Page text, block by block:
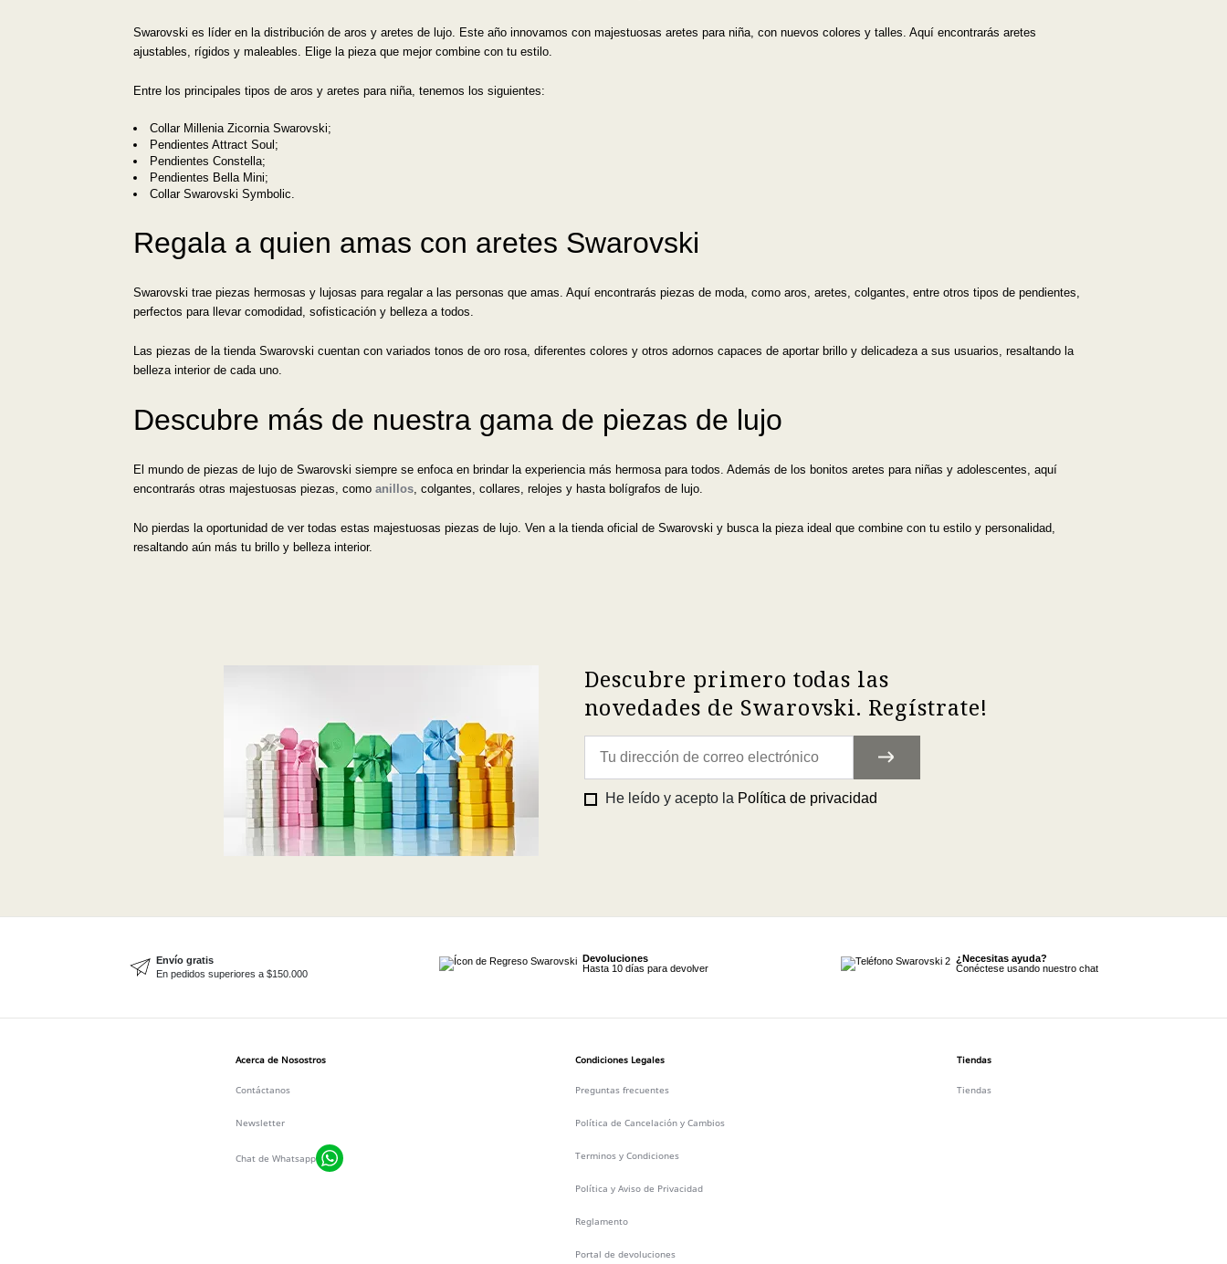
Swarovski es líder en la distribución de aros y aretes de lujo. Este año innovamos con majestuosas aretes para niña, con nuevos colores y talles. Aquí encontrarás aretes
ajustables, rígidos y maleables. Elige la pieza que mejor combine con tu estilo.
Entre los principales tipos de aros y aretes para niña, tenemos los siguientes:
Collar Millenia Zicornia Swarovski;
Pendientes Attract Soul;
Pendientes Constella;
Pendientes Bella Mini;
Collar Swarovski Symbolic.
Regala a quien amas con aretes Swarovski
Swarovski trae piezas hermosas y lujosas para regalar a las personas que amas. Aquí encontrarás piezas de moda, como aros, aretes, colgantes, entre otros tipos de pendientes,
perfectos para llevar comodidad, sofisticación y belleza a todos.
Las piezas de la tienda Swarovski cuentan con variados tonos de oro rosa, diferentes colores y otros adornos capaces de aportar brillo y delicadeza a sus usuarios, resaltando la
belleza interior de cada uno.
Descubre más de nuestra gama de piezas de lujo
El mundo de piezas de lujo de Swarovski siempre se enfoca en brindar la experiencia más hermosa para todos. Además de los bonitos aretes para niñas y adolescentes, aquí
encontrarás otras majestuosas piezas, como anillos, colgantes, collares, relojes y hasta bolígrafos de lujo.
No pierdas la oportunidad de ver todas estas majestuosas piezas de lujo. Ven a la tienda oficial de Swarovski y busca la pieza ideal que combine con tu estilo y personalidad,
resaltando aún más tu brillo y belleza interior.
Descubre primero todas las
novedades de Swarovski. Regístrate!
He leído y acepto la Política de privacidad
Envío gratis
En pedidos superiores a $150.000
Devoluciones
Hasta 10 días para devolver
¿Necesitas ayuda?
Conéctese usando nuestro chat
Acerca de Nosostros
Contáctanos
Newsletter
Chat de Whatsapp
Condiciones Legales
Preguntas frecuentes
Política de Cancelación y Cambios
Terminos y Condiciones
Política y Aviso de Privacidad
Reglamento
Portal de devoluciones
Tiendas
Tiendas